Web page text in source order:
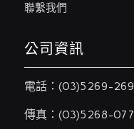
聯繫我們
公司資訊
電話： (03)5269-269
傳真：(03)5268-077